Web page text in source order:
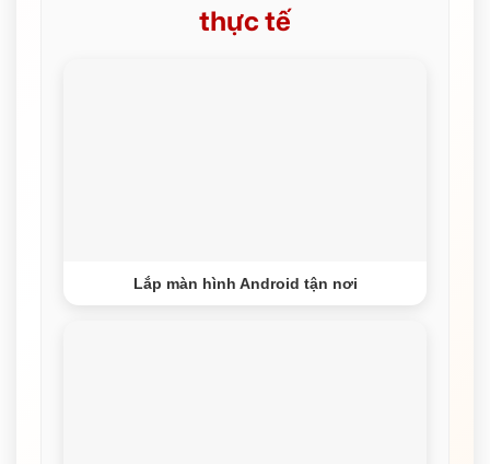
thực tế
Lắp màn hình Android tận nơi